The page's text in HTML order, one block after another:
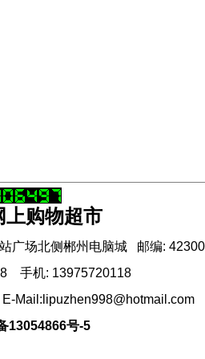
上购物超市
广场北侧郴州电脑城 邮编:
手机: 13975720118
Mail:lipuzhen998@hotmail.com
13054866号-5